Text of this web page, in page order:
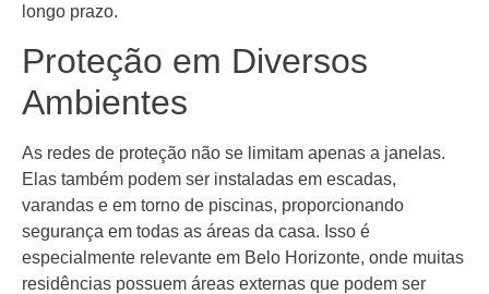
longo prazo.
Proteção em Diversos
Ambientes
As redes de proteção não se limitam apenas a janelas.
Elas também podem ser instaladas em escadas,
varandas e em torno de piscinas, proporcionando
segurança em todas as áreas da casa. Isso é
especialmente relevante em Belo Horizonte, onde muitas
residências possuem áreas externas que podem ser